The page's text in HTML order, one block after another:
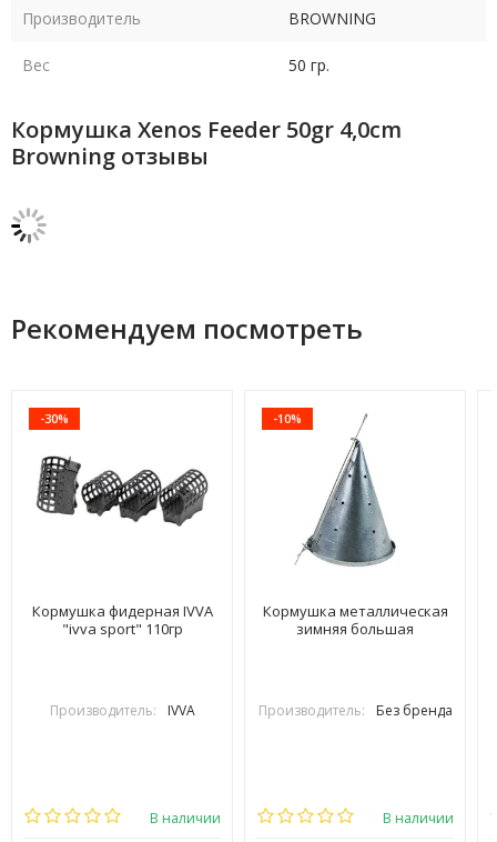
Производитель BROWNING
Вес 50 гр.
Кормушка Xenos Feeder 50gr 4,0cm
Browning отзывы
Рекомендуем посмотреть
-30%
Кормушка фидерная IVVA
"ivva sport" 110гр
Производитель: IVVA
В наличии
-10%
Кормушка металлическая
зимняя большая
Производитель: Без бренда
В наличии